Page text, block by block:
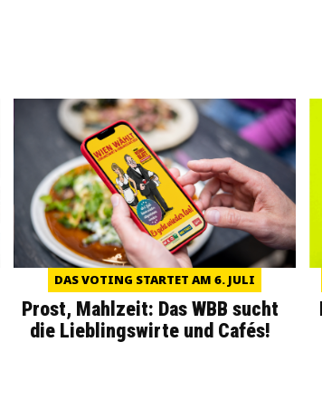
DAS VOTING STARTET AM 6. JULI
Prost, Mahlzeit: Das WBB sucht
die Lieblingswirte und Cafés!